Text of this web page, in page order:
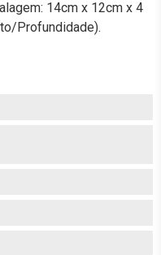
14cm x 12cm x 4
Profundidade).